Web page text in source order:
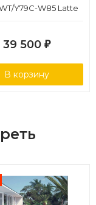
Y79C-W85 Latte
39 500 ₽
В корзину